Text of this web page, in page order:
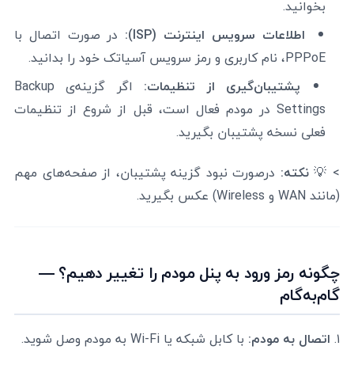
بخوانید.
اطلاعات سرویس اینترنت (ISP):
در صورت اتصال با
PPPoE، نام کاربری و رمز سرویس آسیاتک خود را بدانید.
پشتیبان‌گیری از تنظیمات:
اگر گزینه‌ی Backup
Settings در مودم فعال است، قبل از شروع از تنظیمات
فعلی نسخه پشتیبان بگیرید.
> 💡نکته: درصورت نبود گزینه پشتیبان، از صفحه‌های مهم
(مانند WAN و Wireless) عکس بگیرید.
چگونه رمز ورود به پنل مودم را تغییر دهیم؟ —
گام‌به‌گام
۱. اتصال به مودم: با کابل شبکه یا Wi-Fi به مودم وصل شوید.